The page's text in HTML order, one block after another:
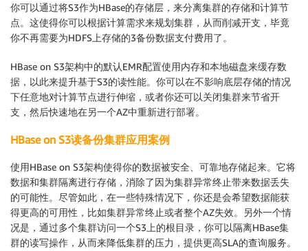
你可以通过将S3作为HBase的存储层，来分离集群的存储和计算节
点。这使得你可以根据计算需求来规划集群，从而削减开支，毕竟
你不再需要为HDFS上存储的3备份数据支付费用了。
HBase on S3架构中的默认EMR配置使用内存和本地磁盘来缓存数
据，以此来提升基于S3的读性能。你可以在不影响底层存储的情况
下任意地对计算节点进行伸缩，或者你还可以关闭集群来节省开
支，然后快速地在另一个AZ中重新进行部署。
HBase on S3读备份集群应用案例
使用HBase on S3架构使得你的数据被安全、可靠地存储起来。它将
数据和集群隔离进行存储，消除了因为集群异常终止带来数据丢失
的可能性。尽管如此，在一些特殊情况下，你还是会希望数据能获
得更高的可用性，比如集群异常终止或者整个AZ失效。另外一个情
况是，通过多个集群访问一个S3上的根目录，你可以隔离HBase集
群的读写操作，从而来降低集群的压力，提供更高SLA的查询服务。